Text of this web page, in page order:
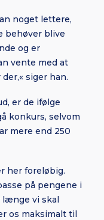
noget lettere,
behøver blive
og er
vente med at
siger han.
er de ifølge
konkurs, selvom
mere end 250
her foreløbig.
på pengene i
længe vi skal
os maksimalt til